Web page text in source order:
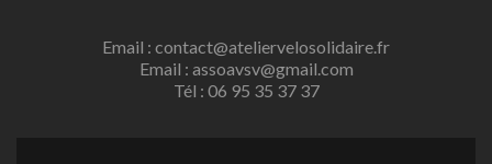
Email : contact@ateliervelosolidaire.fr
Email : assoavsv@gmail.com
Tél : 06 95 35 37 37